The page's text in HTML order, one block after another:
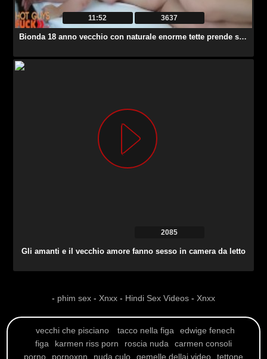
11:52 3637
Bionda 18 anno vecchio con naturale enorme tette prende scopata da collegio jock
2085
Gli amanti e il vecchio amore fanno sesso in camera da letto
- phim sex - Xnxx - Hindi Sex Videos - Xnxx
vecchi che pisciano tacco nella figa
edwige fenech
figa
karmen riss porn roscia nuda
carmen consoli
porno
pornoxnn nuda culo gemelle dellai video tettone